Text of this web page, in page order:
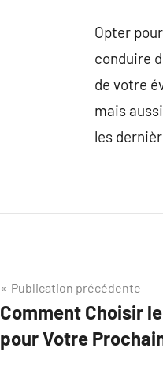
Opter
conduire
de votre
mais
les
Navigation
de
l’article
Publication précédente
Comment Choisir
pour Votre